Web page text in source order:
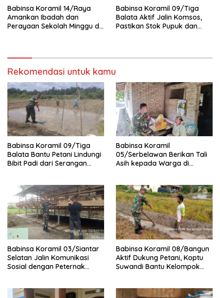
Babinsa Koramil 14/Raya
Amankan Ibadah dan
Perayaan Sekolah Minggu di
Babinsa Koramil 09/Tiga
Balata Aktif Jalin Komsos,
Pastikan Stok Pupuk dan
Rekomendasi untuk kamu
Babinsa Koramil 09/Tiga
Balata Bantu Petani Lindungi
Bibit Padi dari Serangan
Babinsa Koramil
05/Serbelawan Berikan Tali
Asih kepada Warga di
Babinsa Koramil 03/Siantar
Selatan Jalin Komunikasi
Sosial dengan Peternak
Babinsa Koramil 08/Bangun
Aktif Dukung Petani, Koptu
Suwandi Bantu Kelompok